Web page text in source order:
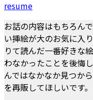
resume
お話の内容はもちろん
い挿絵が大のお気に入
りて読んだ一番好きな
わなかったことを後悔
んではなかなか見つか
を再販してほしいです。